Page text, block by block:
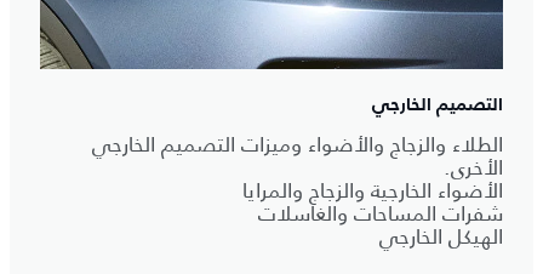
التصميم الخارجي
الطلاء والزجاج والأضواء وميزات التصميم الخارجي
الأخرى.
الأضواء الخارجية والزجاج والمرايا
شفرات المساحات والغاسلات
الهيكل الخارجي